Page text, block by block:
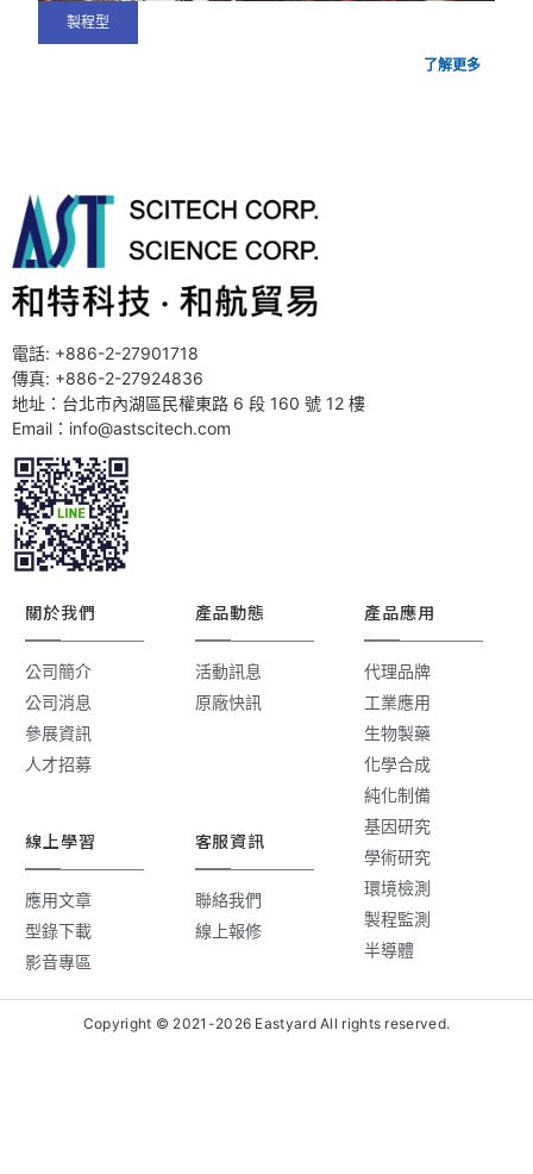
製程型
了解更多
電話: +886-2-27901718
傳真: +886-2-27924836
地址：台北市內湖區民權東路 6 段 160 號 12 樓
Email：info@astscitech.com
關於我們
公司簡介
公司消息
參展資訊
人才招募
產品動態
活動訊息
原廠快訊
產品應用
代理品牌
工業應用
生物製藥
化學合成
純化制備
基因研究
學術研究
環境檢測
製程監測
半導體
線上學習
應用文章
型錄下載
影音專區
客服資訊
聯絡我們
線上報修
Copyright © 2021-2026 Eastyard All rights reserved.